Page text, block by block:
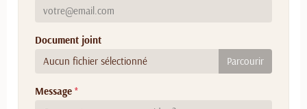
Document joint
Aucun fichier sélectionné
Message *